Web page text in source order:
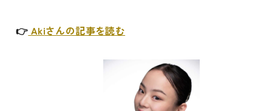
👉 Akiさんの記事を読む